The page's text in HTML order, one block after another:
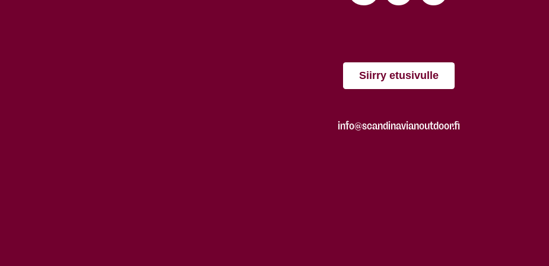
Siirry etusivulle
info@scandinavianoutdoor.fi